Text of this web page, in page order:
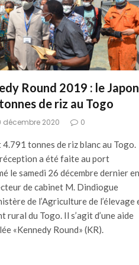
Round 2019 : le Japon
de riz au Togo
décembre 2020 0
tonnes de riz blanc au Togo.
a été faite au port
le samedi 26 décembre dernier en
de cabinet M. Dindiogue
de l’Agriculture de l’élevage
rural du Togo. Il s’agit d’une aide
«Kennedy Round» (KR).